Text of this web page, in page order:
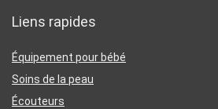
Liens rapides
Équipement pour bébé
Soins de la peau
Écouteurs